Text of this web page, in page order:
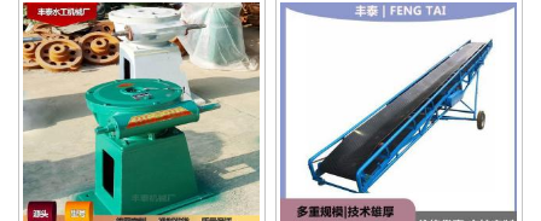
启闭机详细介绍